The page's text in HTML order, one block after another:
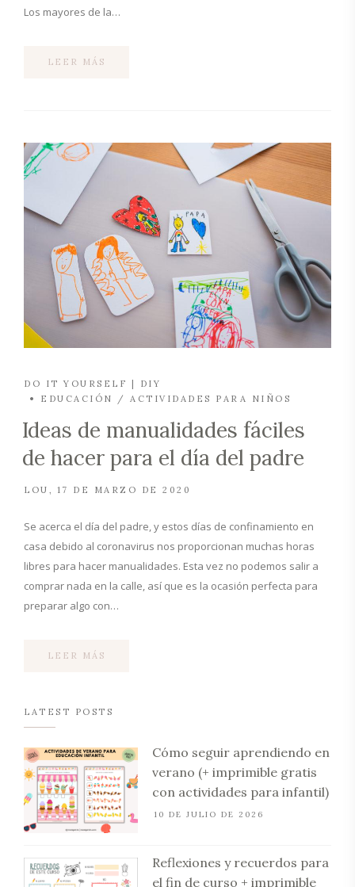
Los mayores de la…
LEER MÁS
DO IT YOURSELF | DIY
EDUCACIÓN / ACTIVIDADES PARA NIÑOS
Ideas de manualidades fáciles
de hacer para el día del padre
LOU 17 DE MARZO DE 2020
Se acerca el día del padre, y estos días de confinamiento en
casa debido al coronavirus nos proporcionan muchas horas
libres para hacer manualidades. Esta vez no podemos salir a
comprar nada en la calle, así que es la ocasión perfecta para
preparar algo con…
LEER MÁS
LATEST POSTS
Cómo seguir aprendiendo en
verano (+ imprimible gratis
con actividades para infantil)
10 DE JULIO DE 2026
Reflexiones y recuerdos para
el fin de curso + imprimible